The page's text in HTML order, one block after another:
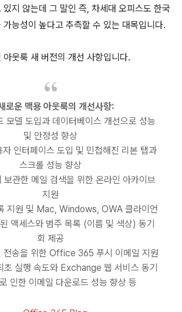
지 않는데 그 말인 즉, 차세대 오피스도 한국
능성이 높다고 추측할 수 있는 대목입니다.
아웃룩 새 버전의 개선 사항입니다.
로운 맥용 아웃룩의 개선사항:
모델 도입과 데이터베이스 개선으로 성능
및 안정성 향상
자 인터페이스 도입 및 민첩해진 리본 탭과
스크롤 성능 향상
관한 메일 검색을 위한 온라인 아카이브
지원
지원 및 Mac, Windows, OWA 클라이언
액세스와 범주 목록 (이름 및 색상) 동기
회 제공
전송을 위한 Office 365 푸시 이메일 지원
초 실행 속도와 Exchange 웹 서비스 동기
인한 이메일 다운로드 성능 향상 등